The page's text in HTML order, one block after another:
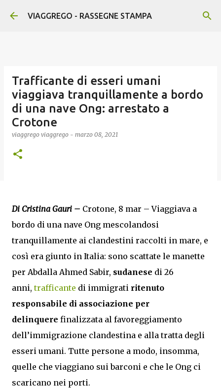
Passa ai contenuti principali
VIAGGREGO - RASSEGNE STAMPA
Trafficante di esseri umani
viaggiava tranquillamente a bordo
di una nave Ong: arrestato a
Crotone
viaggrego viaggrego - marzo 08, 2021
Di Cristina Gauri – Crotone, 8 mar – Viaggiava a
bordo di una nave Ong mescolandosi
tranquillamente ai clandestini raccolti in mare, e
così era giunto in Italia: sono scattate le manette
per Abdalla Ahmed Sabir, sudanese di 26
anni,trafficante di immigrati ritenuto
responsabile di associazione per
delinquere finalizzata al favoreggiamento
dell’immigrazione clandestina e alla tratta degli
esseri umani. Tutte persone a modo, insomma,
quelle che viaggiano sui barconi e che le Ong ci
scaricano nei porti.